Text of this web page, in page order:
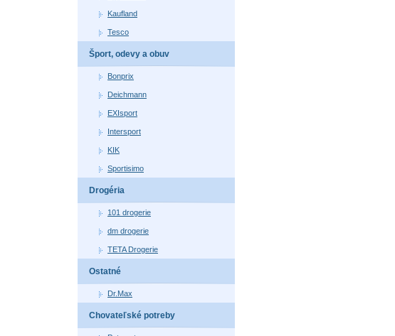
Kaufland
Tesco
Šport, odevy a obuv
Bonprix
Deichmann
EXIsport
Intersport
KIK
Sportisimo
Drogéria
101 drogerie
dm drogerie
TETA Drogerie
Ostatné
Dr.Max
Chovateľské potreby